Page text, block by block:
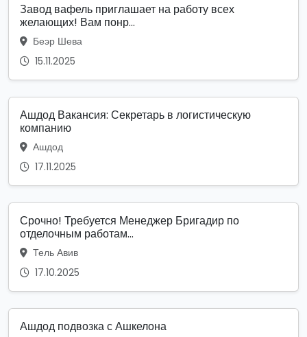
Завод вафель приглашает на работу всех
желающих! Вам понр...
Беэр Шева
15.11.2025
Ашдод Вакансия: Секретарь в логистическую
компанию
Ашдод
17.11.2025
Срочно! Требуется Менеджер Бригадир по
отделочным работам...
Тель Авив
17.10.2025
Ашдод подвозка с Ашкелона